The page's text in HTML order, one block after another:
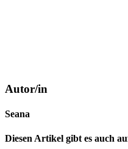
Autor/in
Seana
Diesen Artikel gibt es auch